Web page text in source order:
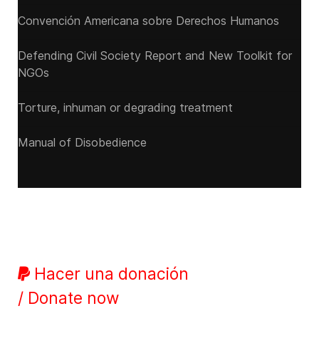
Convención Americana sobre Derechos Humanos
Defending Civil Society Report and New Toolkit for
NGOs
Torture, inhuman or degrading treatment
Manual of Disobedience
Hacer una donación
/ Donate now